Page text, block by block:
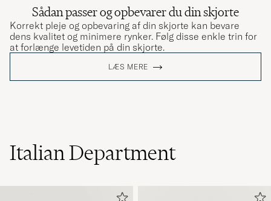
Sådan passer og opbevarer du din skjorte
Korrekt pleje og opbevaring af din skjorte kan bevare
dens kvalitet og minimere rynker. Følg disse enkle trin for
at forlænge levetiden på din skjorte.
LÆS MERE
Italian Department